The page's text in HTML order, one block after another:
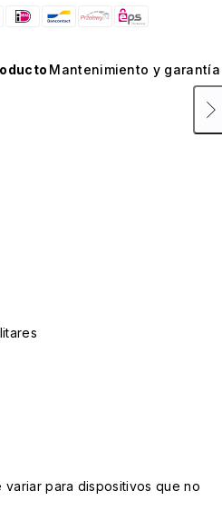
Mantenimiento y garantía
para dispositivos que no